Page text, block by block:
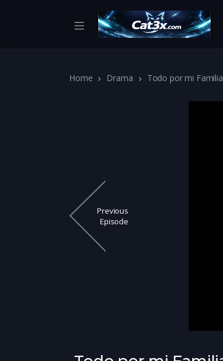
Home Drama Todo por mi
Previous
Episode